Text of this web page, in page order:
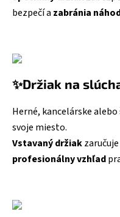
bezpečí a zabránia
✨Držiak na
Herné, kancelárske
svoje miesto.
Vstavaný držiak
profesionálny vzhľad